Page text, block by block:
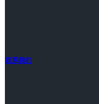
联系我们